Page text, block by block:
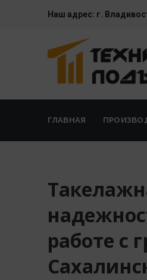
Наш адрес: г.
ГЛАВНАЯ
работе с